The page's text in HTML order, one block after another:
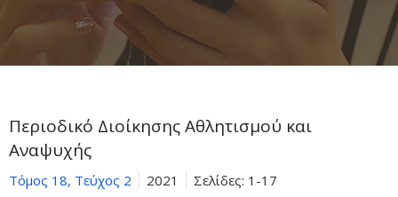
Περιοδικό Διοίκησης Αθλητισμού και
Αναψυχής
Τόμος 18, Τεύχος 2 2021 Σελίδες: 1-17